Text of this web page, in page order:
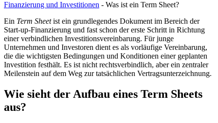
Finanzierung und Investitionen - Was ist ein Term Sheet?
Ein Term Sheetist ein grundlegendes Dokument im Bereich der
Start-up-Finanzierung und fast schon der erste Schritt in Richtung
einer verbindlichen Investitionsvereinbarung. Für junge
Unternehmen und Investoren dient es als vorläufige Vereinbarung,
die die wichtigsten Bedingungen und Konditionen einer geplanten
Investition festhält. Es ist nicht rechtsverbindlich, aber ein zentraler
Meilenstein auf dem Weg zur tatsächlichen Vertragsunterzeichnung.
Wie sieht der Aufbau eines Term Sheets
aus?